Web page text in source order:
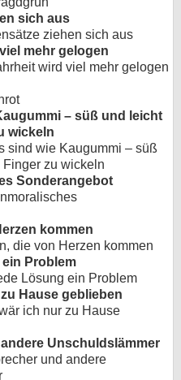
sich aus
ziehen sich aus
mehr gelogen
wird viel mehr gelogen
– süß und leicht
wickeln
sind wie Kaugummi – süß
zu wickeln
Sonderangebot
kommen
die von Herzen kommen
Problem
Lösung ein Problem
Hause geblieben
ich nur zu Hause
Unschuldslämmer
und andere